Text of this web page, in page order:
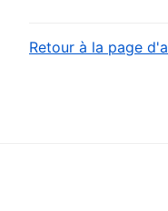
Retour à la page